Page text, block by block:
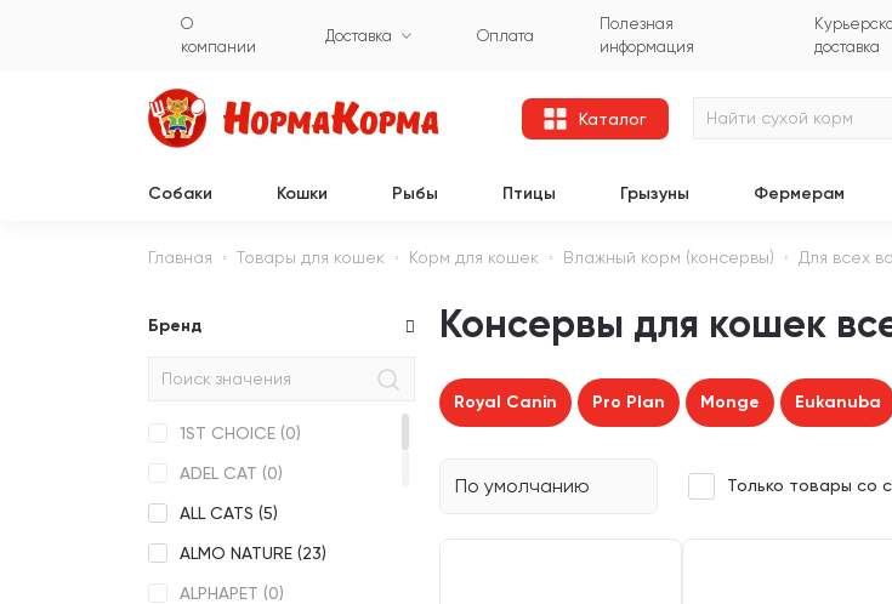
О
компании
Доставка Оплата
Полезная
информация
доставка
Каталог
Собаки Кошки Рыбы Птицы Грызуны Фермерам
Главная Товары для кошек Корм для кошек Влажный корм (консервы) Для всех
Бренд
1ST CHOICE (0)
ADEL CAT (0)
ALL CATS (5)
ALMO NATURE (23)
ALPHAPET (0)
Консервы для кошек
Royal Canin Pro Plan Monge Eukanuba
По умолчанию Только товары со